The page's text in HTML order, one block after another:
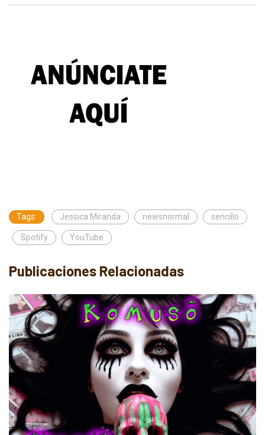
Tags: Jessica Miranda newsnormal sencillo
Spotify YouTube
Publicaciones Relacionadas